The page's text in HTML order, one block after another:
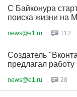
С Байконура
поиска жизни на
news@e1.ru 112
Создатель
предлагал
news@e1.ru 28